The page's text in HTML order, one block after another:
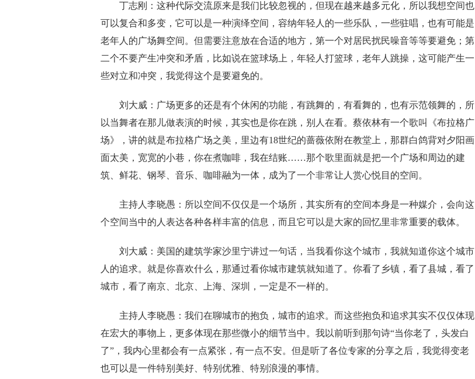
丁志刚： 这种代际交流原来是我们比较忽视的，但现在越来越多元化 ，所以我想空间也
可以复合和多变，它可以是一种演绎空间 ，容纳年轻人 的一些乐队 ， 一些驻唱，也有可能是
老年人的广场舞空间。但需要注意放在合适的地方，第一个对居民扰民噪音等等要避免 ； 第
二个不要产生冲突和矛盾 ， 比如说在篮球场上 ， 年轻人打篮球，老年人跳操，这可能产生一
些对立和冲突，我觉得这个是要避免的。
刘大威： 广场更多的还是有个休闲的功能 ，有跳舞的，有看舞的，也有示范领舞的，所
以当舞者在那儿做表演的时候，其实也是你在跳，别人在看。蔡依林有一个歌叫《布拉格广
场》，讲的就是布拉格广场之美 ， 里边有18世纪的蔷薇依附在教堂上，那群白鸽背对夕阳画
面太美，宽宽的小巷 ， 你在煮咖啡，我在结账……那个歌里面就是把一个广场和周边的建
筑、鲜花、钢琴、音乐、咖啡融为一体 ，成为了一个非常让人赏心悦目的空间。
主持人李晓愚： 所以空间不仅仅是一个场所，其实所有的空间本身是一种媒介 ， 会向这
个空间当中的 人 表达各种各样丰富的信息 ， 而且它可以是大家的回忆里非常重要的载体。
刘大威： 美国的建筑学家沙里宁讲过一句话 ， 当我看你这个城市，我就知道你这个城市
人的追求。就是你喜欢什么 ，那通过看你城市建筑就知道了 。 你看了乡镇，看了县城，看了
城市，看了南京、北京、上海、深圳，一定是不一样的。
主持人李晓愚： 我们在聊城市的抱负 ，城市的追求。而这些抱负和追求其实不仅仅体现
在宏大的事物上，更多体现在那些微小的细节当中。我以前听到那句诗“当你老了，头发白
了” ，我内心里都会有一点紧张，有一点不安。但是听了各位专家的分享之后，我觉得变老
也可以是一件特别美好、特别优雅、特别浪漫的事情。